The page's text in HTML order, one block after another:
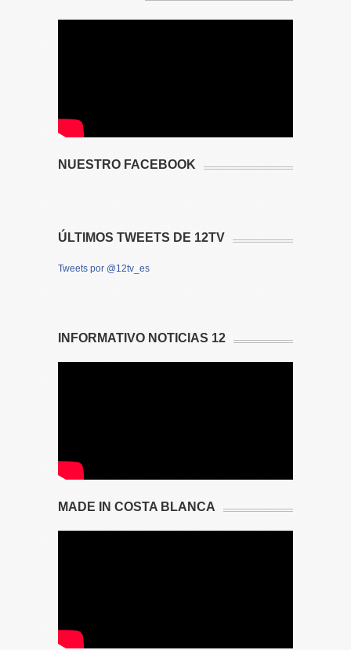
NUESTRO FACEBOOK
ÚLTIMOS TWEETS DE 12TV
Tweets por @12tv_es
INFORMATIVO NOTICIAS 12
MADE IN COSTA BLANCA